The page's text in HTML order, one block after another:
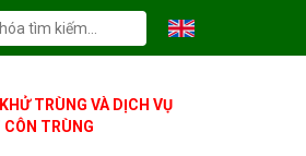
TRÙNG VÀ DỊCH VỤ
CÔN TRÙNG